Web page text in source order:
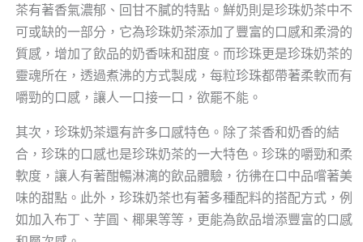
茶有著香氣濃郁、回甘不膩的特點。鮮奶則是珍珠奶茶中不
可或缺的一部分，它為珍珠奶茶添加了豐富的口感和柔滑的
質感，增加了飲品的奶香味和甜度。而珍珠更是珍珠奶茶的
靈魂所在，透過煮沸的方式製成，每粒珍珠都帶著柔軟而有
嚼勁的口感，讓人一口接一口，欲罷不能。
其次，珍珠奶茶還有許多口感特色。除了茶香和奶香的結
合，珍珠的口感也是珍珠奶茶的一大特色。珍珠的嚼勁和柔
軟度，讓人有著酣暢淋漓的飲品體驗，彷彿在口中品嚐著美
味的甜點。此外，珍珠奶茶也有著多種配料的搭配方式，例
如加入布丁、芋圓、椰果等等，更能為飲品增添豐富的口感